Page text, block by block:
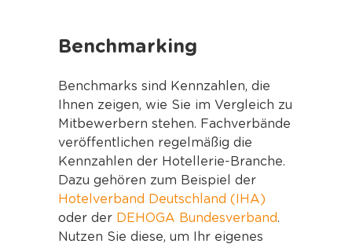
Benchmarking
Benchmarks sind Kennzahlen, die
Ihnen zeigen, wie Sie im Vergleich zu
Mitbewerbern stehen. Fachverbände
veröffentlichen regelmäßig die
Kennzahlen der Hotellerie-Branche.
Dazu gehören zum Beispiel der
Hotelverband Deutschland (IHA)
oder der DEHOGA Bundesverband.
Nutzen Sie diese, um Ihr eigenes